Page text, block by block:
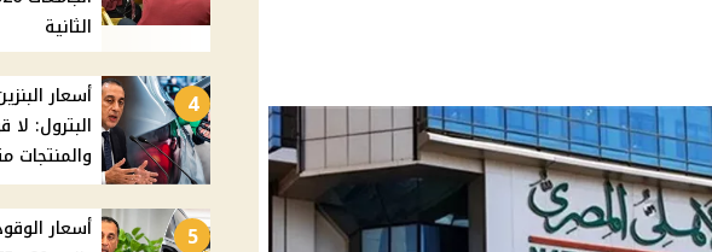
الثانية
4
أسعار
البترول: لا
والمنتجات
5
أسعار